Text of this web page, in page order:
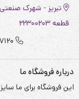
تبریز - شهرک
قطعه 22300203
درباره فروشگاه ما
این فروشگاه برای ما